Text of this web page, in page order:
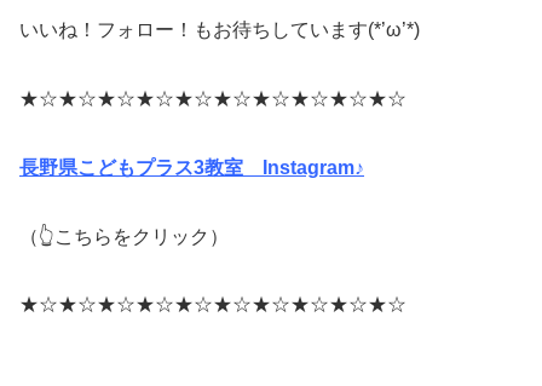
いいね！フォロー！もお待ちしています(*’ω’*)
★☆★☆★☆★☆★☆★☆★☆★☆★☆★☆
長野県こどもプラス3教室 Instagram♪
（👆こちらをクリック）
★☆★☆★☆★☆★☆★☆★☆★☆★☆★☆